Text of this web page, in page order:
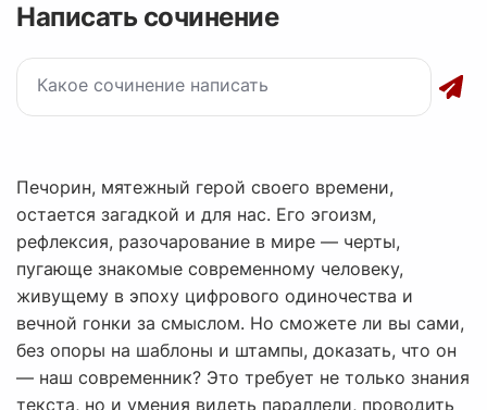
Написать сочинение
Печорин, мятежный герой своего времени,
остается загадкой и для нас. Его эгоизм,
рефлексия, разочарование в мире — черты,
пугающе знакомые современному человеку,
живущему в эпоху цифрового одиночества и
вечной гонки за смыслом. Но сможете ли вы сами,
без опоры на шаблоны и штампы, доказать, что он
— наш современник? Это требует не только знания
текста, но и умения видеть параллели, проводить